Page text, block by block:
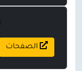
الصفحات